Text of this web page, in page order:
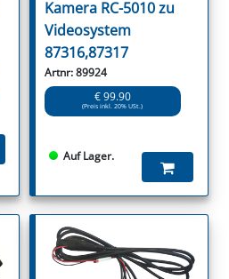
Kamera RC-5010 zu
Videosystem
87316,87317
Artnr: 89924
€ 99.90
(Preis inkl. 20% USt.)
Auf Lager.